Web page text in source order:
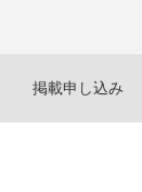
掲載申し込み